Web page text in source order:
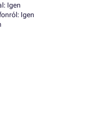
Igen
Igen